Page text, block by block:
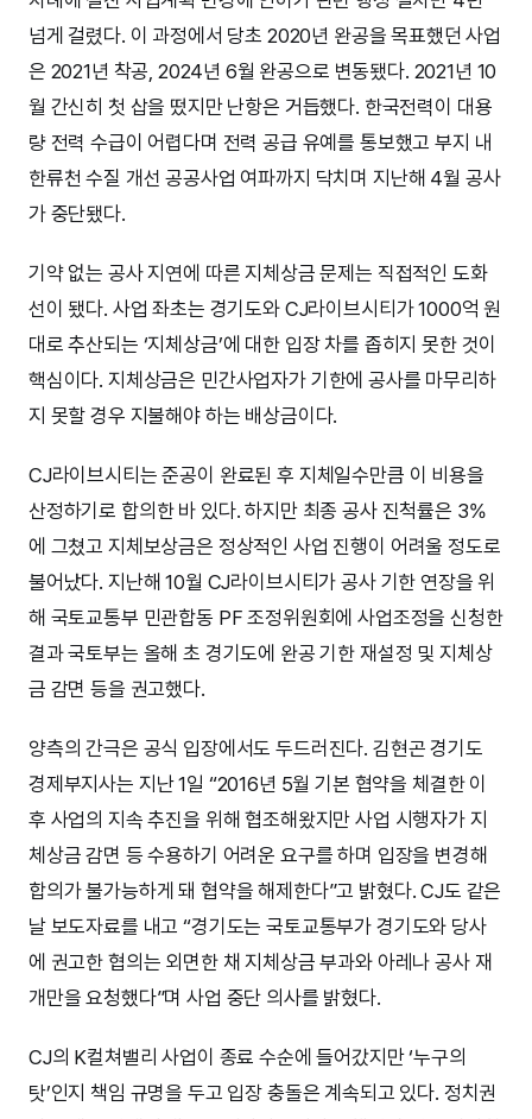
넘게 걸렸다. 이 과정에서 당초 2020년 완공을 목표했던 사업
은 2021년 착공, 2024년 6월 완공으로 변동됐다. 2021년 10
월 간신히 첫 삽을 떴지만 난항은 거듭했다. 한국전력이 대용
량 전력 수급이 어렵다며 전력 공급 유예를 통보했고 부지 내
한류천 수질 개선 공공사업 여파까지 닥치며 지난해 4월 공사
가 중단됐다.
기약 없는 공사 지연에 따른 지체상금 문제는 직접적인 도화
선이 됐다. 사업 좌초는 경기도와 CJ라이브시티가 1000억 원
대로 추산되는 ‘지체상금’에 대한 입장 차를 좁히지 못한 것이
핵심이다. 지체상금은 민간사업자가 기한에 공사를 마무리하
지 못할 경우 지불해야 하는 배상금이다.
CJ라이브시티는 준공이 완료된 후 지체일수만큼 이 비용을
산정하기로 합의한 바 있다. 하지만 최종 공사 진척률은 3%
에 그쳤고 지체보상금은 정상적인 사업 진행이 어려울 정도로
불어났다. 지난해 10월 CJ라이브시티가 공사 기한 연장을 위
해 국토교통부 민관합동 PF 조정위원회에 사업조정을 신청한
결과 국토부는 올해 초 경기도에 완공 기한 재설정 및 지체상
금 감면 등을 권고했다.
양측의 간극은 공식 입장에서도 두드러진다. 김현곤 경기도
경제부지사는 지난 1일 “2016년 5월 기본 협약을 체결한 이
후 사업의 지속 추진을 위해 협조해왔지만 사업 시행자가 지
체상금 감면 등 수용하기 어려운 요구를 하며 입장을 변경해
합의가 불가능하게 돼 협약을 해제한다”고 밝혔다. CJ도 같은
날 보도자료를 내고 “경기도는 국토교통부가 경기도와 당사
에 권고한 협의는 외면한 채 지체상금 부과와 아레나 공사 재
개만을 요청했다”며 사업 중단 의사를 밝혔다.
CJ의 K컬쳐밸리 사업이 종료 수순에 들어갔지만 ‘누구의
탓’인지 책임 규명을 두고 입장 충돌은 계속되고 있다. 정치권